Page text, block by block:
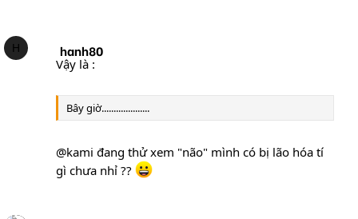
H hanh80
Vậy là :
Bây giờ....................
@kami đang thử xem "não" mình có bị lão hóa tí
gì chưa nhỉ ??